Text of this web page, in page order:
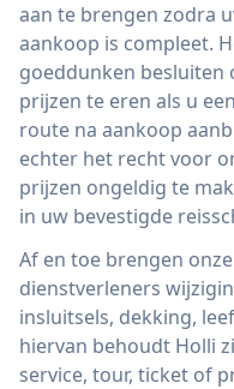
aan te brengen zodra
aankoop is compleet.
goeddunken besluiten
prijzen te eren als u
route na aankoop
echter het recht voor
prijzen ongeldig te
in uw bevestigde
Af en toe brengen
dienstverleners
insluitsels, dekking,
hiervan behoudt Holli
service, tour, ticket of